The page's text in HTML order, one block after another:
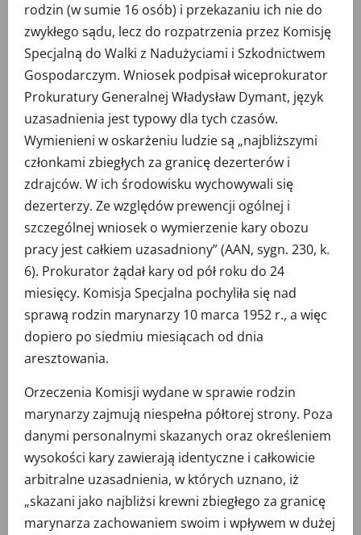
rodzin (w sumie 16 osób) i przekazaniu ich nie do
zwykłego sądu, lecz do rozpatrzenia przez Komisję
Specjalną do Walki z Nadużyciami i Szkodnictwem
Gospodarczym. Wniosek podpisał wiceprokurator
Prokuratury Generalnej Władysław Dymant, język
uzasadnienia jest typowy dla tych czasów.
Wymienieni w oskarżeniu ludzie są „najbliższymi
członkami zbiegłych za granicę dezerterów i
zdrajców. W ich środowisku wychowywali się
dezerterzy. Ze względów prewencji ogólnej i
szczególnej wniosek o wymierzenie kary obozu
pracy jest całkiem uzasadniony” (AAN, sygn. 230, k.
6). Prokurator żądał kary od pół roku do 24
miesięcy. Komisja Specjalna pochyliła się nad
sprawą rodzin marynarzy 10 marca 1952 r., a więc
dopiero po siedmiu miesiącach od dnia
aresztowania.
Orzeczenia Komisji wydane w sprawie rodzin
marynarzy zajmują niespełna półtorej strony. Poza
danymi personalnymi skazanych oraz określeniem
wysokości kary zawierają identyczne i całkowicie
arbitralne uzasadnienia, w których uznano, iż
„skazani jako najbliżsi krewni zbiegłego za granicę
marynarza zachowaniem swoim i wpływem w dużej